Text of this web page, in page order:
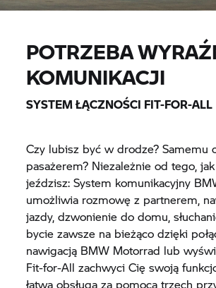
POTRZEBA
KOMUNIKACJI
SYSTEM ŁĄCZNOŚCI FIT-FOR-ALL
Czy lubisz być w drodze? Samemu
pasażerem? Niezależnie od tego,
jeździsz: System komunikacyjny
umożliwia rozmowę z partnerem,
jazdy, dzwonienie do domu,
bycie zawsze na bieżąco dzięki
nawigacją BMW Motorrad lub
Fit-for-All zachwyci Cię swoją
łatwą obsługą za pomocą trzech